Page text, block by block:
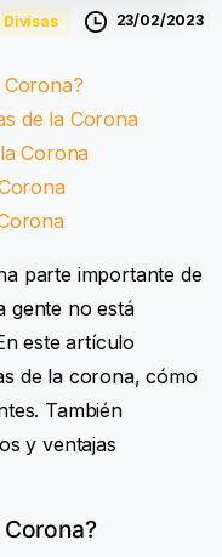
Divisas 23/02/2023
Corona?
de la Corona
Corona
parte importante de
gente no está
este artículo
de la corona, cómo
También
y ventajas